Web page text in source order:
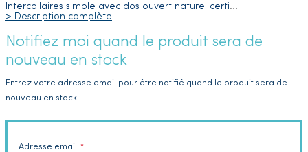
Intercallaires simple avec dos ouvert naturel certi…
> Description complète
Notifiez moi quand le produit sera de
nouveau en stock
Entrez votre adresse email pour être notifié quand le produit sera de
nouveau en stock
Adresse email